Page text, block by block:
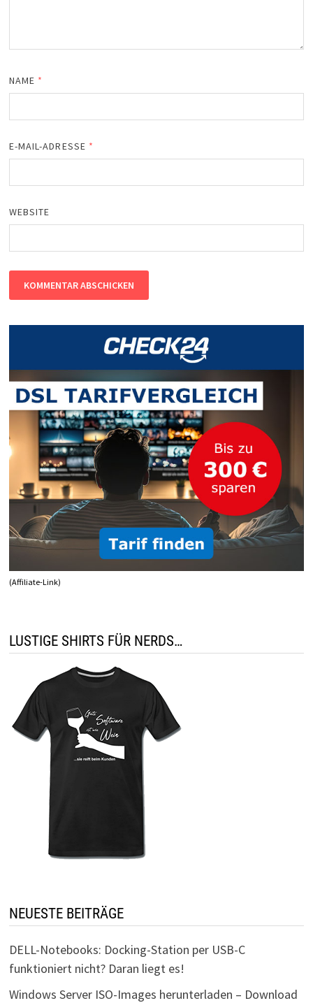
NAME *
E-MAIL-ADRESSE *
WEBSITE
(Affiliate-Link)
LUSTIGE SHIRTS FÜR NERDS…
NEUESTE BEITRÄGE
DELL-Notebooks: Docking-Station per USB-C
funktioniert nicht? Daran liegt es!
Windows Server ISO-Images herunterladen – Download